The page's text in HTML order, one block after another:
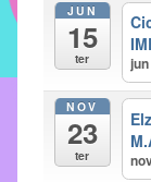
pacificadoras
problemas
verificados
instituto,
JUN
15
ter
NOV
23
ter